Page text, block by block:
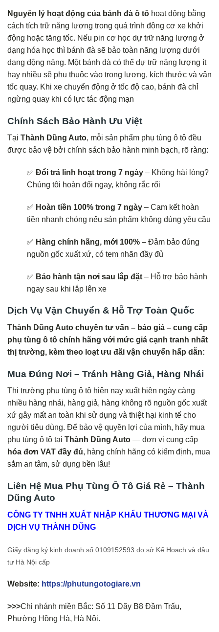
Nguyên lý hoạt động của bánh đà ô tô hoạt động bằng
cách tích trữ năng lượng trong quá trình động cơ xe khởi
động hoặc tăng tốc. Nếu pin cơ học dự trữ năng lượng ở
dạng hóa học thì bánh đà sẽ bảo toàn năng lượng dưới
dạng động năng. Một bánh đà có thể dự trữ năng lượng ít
hay nhiều sẽ phụ thuộc vào trọng lượng, kích thước và vận
tốc quay. Khi xe chuyển động ở tốc độ cao, bánh đà chỉ
ngừng quay khi có lực tác động mạn
Chính Sách Bảo Hành Ưu Việt
Tại Thành Dũng Auto, mỗi sản phẩm phụ tùng ô tô đều
được bảo vệ bởi chính sách bảo hành minh bạch, rõ ràng:
✅ Đổi trả linh hoạt trong 7 ngày – Không hài lòng?
Chúng tôi hoàn đổi ngay, không rắc rối
✅ Hoàn tiền 100% trong 7 ngày – Cam kết hoàn
tiền nhanh chóng nếu sản phẩm không đúng yêu cầu
✅ Hàng chính hãng, mới 100% – Đảm bảo đúng
nguồn gốc xuất xứ, có tem nhãn đầy đủ
✅ Bảo hành tận nơi sau lắp đặt – Hỗ trợ bảo hành
ngay sau khi lắp lên xe
Dịch Vụ Vận Chuyển & Hỗ Trợ Toàn Quốc
Thành Dũng Auto chuyên tư vấn – báo giá – cung cấp
phụ tùng ô tô chính hãng với mức giá cạnh tranh nhất
thị trường, kèm theo loạt ưu đãi vận chuyển hấp dẫn:
Mua Đúng Nơi – Tránh Hàng Giả, Hàng Nhái
Thị trường phụ tùng ô tô hiện nay xuất hiện ngày càng
nhiều hàng nhái, hàng giả, hàng không rõ nguồn gốc xuất
xứ gây mất an toàn khi sử dụng và thiệt hại kinh tế cho
người tiêu dùng. Để bảo vệ quyền lợi của mình, hãy mua
phụ tùng ô tô tại Thành Dũng Auto — đơn vị cung cấp
hóa đơn VAT đầy đủ, hàng chính hãng có kiểm định, mua
sắm an tâm, sử dụng bền lâu!
Liên Hệ Mua Phụ Tùng Ô Tô Giá Rẻ – Thành
Dũng Auto
CÔNG TY TNHH XUẤT NHẬP KHẨU THƯƠNG MẠI VÀ
DỊCH VỤ THÀNH DŨNG
Giấy đăng ký kinh doanh số 0109152593 do sở Kế Hoạch và đầu
tư Hà Nội cấp
Website: https://phutungotogiare.vn
>>>Chi nhánh miền Bắc: Số 11 Dãy B8 Đầm Trấu,
Phường Hồng Hà, Hà Nội.